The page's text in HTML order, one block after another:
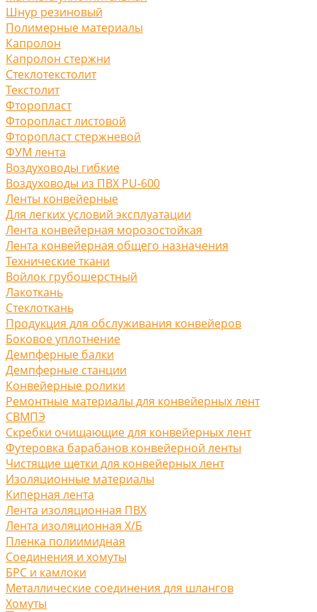
Шнур резиновый
Полимерные материалы
Капролон
Капролон стержни
Стеклотекстолит
Текстолит
Фторопласт
Фторопласт листовой
Фторопласт стержневой
ФУМ лента
Воздуховоды гибкие
Воздуховоды из ПВХ PU-600
Ленты конвейерные
Для легких условий эксплуатации
Лента конвейерная морозостойкая
Лента конвейерная общего назначения
Технические ткани
Войлок грубошерстный
Лакоткань
Стеклоткань
Продукция для обслуживания конвейеров
Боковое уплотнение
Демпферные балки
Демпферные станции
Конвейерные ролики
Ремонтные материалы для конвейерных лент
СВМПЭ
Скребки очищающие для конвейерных лент
Футеровка барабанов конвейерной ленты
Чистящие щетки для конвейерных лент
Изоляционные материалы
Киперная лента
Лента изоляционная ПВХ
Лента изоляционная Х/Б
Пленка полиимидная
Соединения и хомуты
БРС и камлоки
Металлические соединения для шлангов
Хомуты